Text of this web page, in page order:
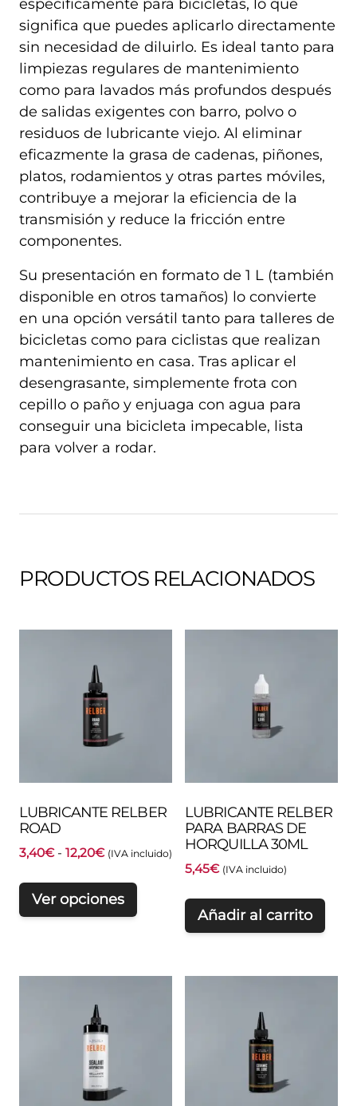
específicamente para bicicletas, lo que
significa que puedes aplicarlo directamente
sin necesidad de diluirlo. Es ideal tanto para
limpiezas regulares de mantenimiento
como para lavados más profundos después
de salidas exigentes con barro, polvo o
residuos de lubricante viejo. Al eliminar
eficazmente la grasa de cadenas, piñones,
platos, rodamientos y otras partes móviles,
contribuye a mejorar la eficiencia de la
transmisión y reduce la fricción entre
componentes.
Su presentación en formato de 1 L (también
disponible en otros tamaños) lo convierte
en una opción versátil tanto para talleres de
bicicletas como para ciclistas que realizan
mantenimiento en casa. Tras aplicar el
desengrasante, simplemente frota con
cepillo o paño y enjuaga con agua para
conseguir una bicicleta impecable, lista
para volver a rodar.
PRODUCTOS RELACIONADOS
LUBRICANTE RELBER
ROAD
3,40€ - 12,20€Rango
precios:
desde
(IVA incluido)
Ver opciones
LUBRICANTE RELBER
PARA BARRAS DE
HORQUILLA 30ML
5,45€ (IVA incluido)
Añadir al carrito